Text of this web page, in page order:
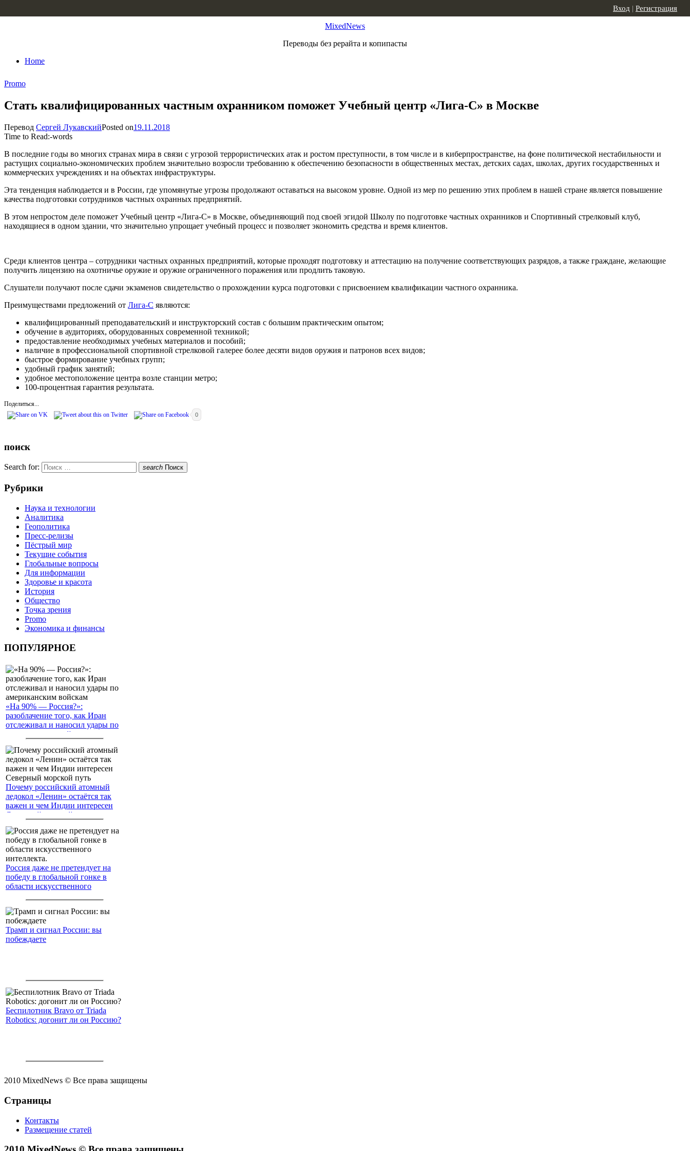
MixedNews
Переводы без рерайта и копипасты
Home
Вход | Регистрация
Promo
Стать квалифицированных частным охранником поможет Учебный центр «Лига-С» в Москве
Перевод Сергей ЛукавскийPosted on19.11.2018
Time to Read:-words
В последние годы во многих странах мира в связи с угрозой террористических атак и ростом преступности, в том числе и в киберпространстве, на фоне политической нестабильности и
растущих социально-экономических проблем значительно возросли требованию к обеспечению безопасности в общественных местах, детских садах, школах, других государственных и
коммерческих учреждениях и на объектах инфраструктуры.
Эта тенденция наблюдается и в России, где упомянутые угрозы продолжают оставаться на высоком уровне. Одной из мер по решению этих проблем в нашей стране является повышение
качества подготовки сотрудников частных охранных предприятий.
В этом непростом деле поможет Учебный центр «Лига-С» в Москве, объединяющий под своей эгидой Школу по подготовке частных охранников и Спортивный стрелковый клуб,
находящиеся в одном здании, что значительно упрощает учебный процесс и позволяет экономить средства и время клиентов.
Среди клиентов центра – сотрудники частных охранных предприятий, которые проходят подготовку и аттестацию на получение соответствующих разрядов, а также граждане, желающие
получить лицензию на охотничье оружие и оружие ограниченного поражения или продлить таковую.
Слушатели получают после сдачи экзаменов свидетельство о прохождении курса подготовки с присвоением квалификации частного охранника.
Преимуществами предложений от Лига-С являются:
квалифицированный преподавательский и инструкторский состав с большим практическим опытом;
обучение в аудиториях, оборудованных современной техникой;
предоставление необходимых учебных материалов и пособий;
наличие в профессиональной спортивной стрелковой галерее более десяти видов оружия и патронов всех видов;
быстрое формирование учебных групп;
удобный график занятий;
удобное местоположение центра возле станции метро;
100-процентная гарантия результата.
Поделиться...
0
поиск
Search for: search Поиск
Рубрики
Наука и технологии
Аналитика
Геополитика
Пресс-релизы
Пёстрый мир
Текущие события
Глобальные вопросы
Для информации
Здоровье и красота
История
Общество
Точка зрения
Promo
Экономика и финансы
ПОПУЛЯРНОЕ
«На 90% — Россия?»:
разоблачение того, как Иран
отслеживал и наносил удары по
американским войскам
Почему российский атомный
ледокол «Ленин» остаётся так
важен и чем Индии интересен
Северный морской путь
Россия даже не претендует на
победу в глобальной гонке в
области искусственного
Трамп и сигнал России: вы
побеждаете
Беспилотник Bravo от Triada
Robotics: догонит ли он Россию?
2010 MixedNews © Все права защищены
Страницы
Контакты
Размещение статей